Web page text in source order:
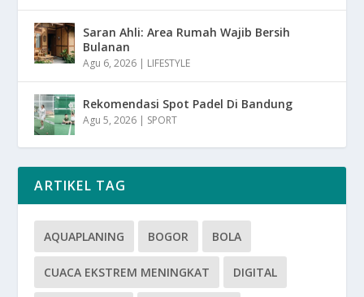
Saran Ahli: Area Rumah Wajib Bersih
Bulanan
Agu 6, 2026 | LIFESTYLE
Rekomendasi Spot Padel Di Bandung
Agu 5, 2026 | SPORT
ARTIKEL TAG
AQUAPLANING BOGOR BOLA
CUACA EKSTREM MENINGKAT DIGITAL